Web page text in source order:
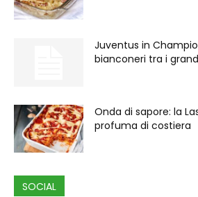
Juventus in
bianconeri tra i
Onda di sapore: la
profuma di costiera
SOCIAL